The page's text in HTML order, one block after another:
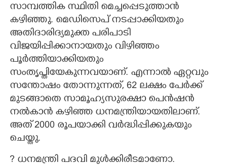
സാമ്പത്തിക സ്ഥിതി മെച്ചപ്പെടുത്താൻ
കഴിഞ്ഞു. മെഡിസെപ് നടപ്പാക്കിയതും
അതിദാരിദ്യമുക്ത പരിപാടി
വിജയിപ്പിക്കാനായതും വിഴിഞ്ഞം
പൂർത്തിയാക്കിയതും
സംതൃപ്തിയേകുന്നവയാണ്. എന്നാൽ ഏറ്റവും
സന്തോഷം തോന്നുന്നത്,​ 62 ലക്ഷം പേർക്ക്
മുടങ്ങാതെ സാമൂഹ്യസുരക്ഷാ പെൻഷൻ
നൽകാൻ കഴിഞ്ഞ ധനമന്ത്രിയായതിലാണ്.
അത് 2000 രൂപയാക്കി വർദ്ധിപ്പിക്കുകയും
ചെയ്തു.
? ധനമന്ത്രി പദവി മുൾക്കിരീടമാണോ.